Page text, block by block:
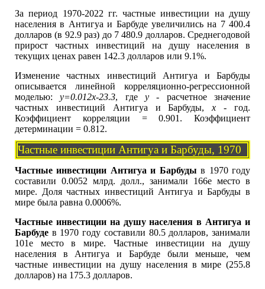
За период 1970-2022 гг. частные инвестиции на душу
населения в Антигуа и Барбуде увеличились на 7 400.4
долларов (в 92.9 раз) до 7 480.9 долларов. Среднегодовой
прирост частных инвестиций на душу населения в
текущих ценах равен 142.3 долларов или 9.1%.
Изменение частных инвестиций Антигуа и Барбуды
описывается линейной корреляционно-регрессионной
моделью:y=0.012x-23.3, гдеy - расчетное значение
частных инвестиций Антигуа и Барбуды,x - год.
Коэффициент корреляции = 0.901. Коэффициент
детерминации = 0.812.
Частные инвестиции Антигуа и Барбуды, 1970
Частные инвестиции Антигуа и Барбуды в 1970 году
составили 0.0052 млрд. долл., занимали 166е место в
мире. Доля частных инвестиций Антигуа и Барбуды в
мире была равна 0.0006%.
Частные инвестиции на душу населения в Антигуа и
Барбуде в 1970 году составили 80.5 долларов, занимали
101е место в мире. Частные инвестиции на душу
населения в Антигуа и Барбуде были меньше, чем
частные инвестиции на душу населения в мире (255.8
долларов) на 175.3 долларов.